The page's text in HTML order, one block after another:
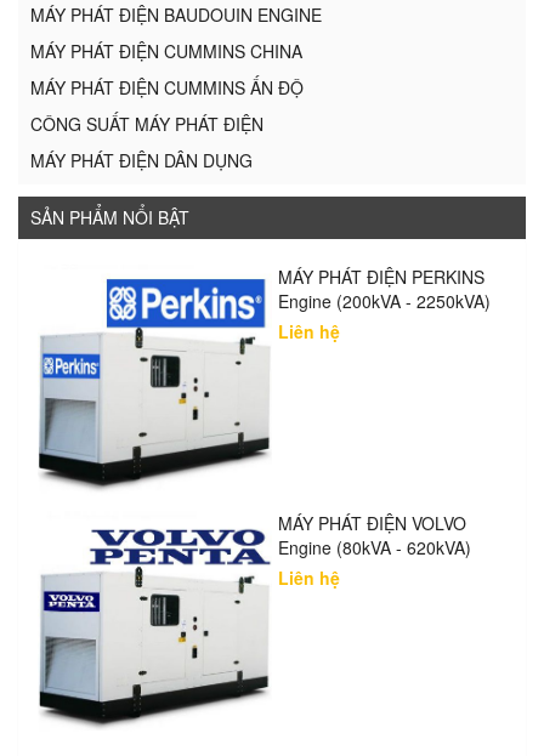
MÁY PHÁT ĐIỆN BAUDOUIN ENGINE
MÁY PHÁT ĐIỆN CUMMINS CHINA
MÁY PHÁT ĐIỆN CUMMINS ẤN ĐỘ
CÔNG SUẤT MÁY PHÁT ĐIỆN
MÁY PHÁT ĐIỆN DÂN DỤNG
SẢN PHẨM NỔI BẬT
MÁY PHÁT ĐIỆN PERKINS
Engine (200kVA - 2250kVA)
Liên hệ
MÁY PHÁT ĐIỆN VOLVO
Engine (80kVA - 620kVA)
Liên hệ